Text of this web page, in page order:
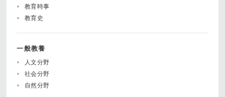
教育時事
教育史
一般教養
人文分野
社会分野
自然分野